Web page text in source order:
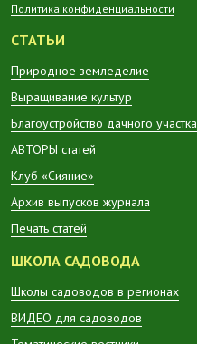
Политика конфиденциальности
СТАТЬИ
Природное земледелие
Выращивание культур
Благоустройство дачного участка
АВТОРЫ статей
Клуб «Сияние»
Архив выпусков журнала
Печать статей
ШКОЛА САДОВОДА
Школы садоводов в регионах
ВИДЕО для садоводов